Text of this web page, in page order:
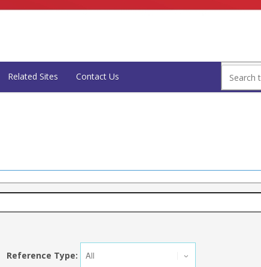
Related Sites Contact Us
Reference Type: